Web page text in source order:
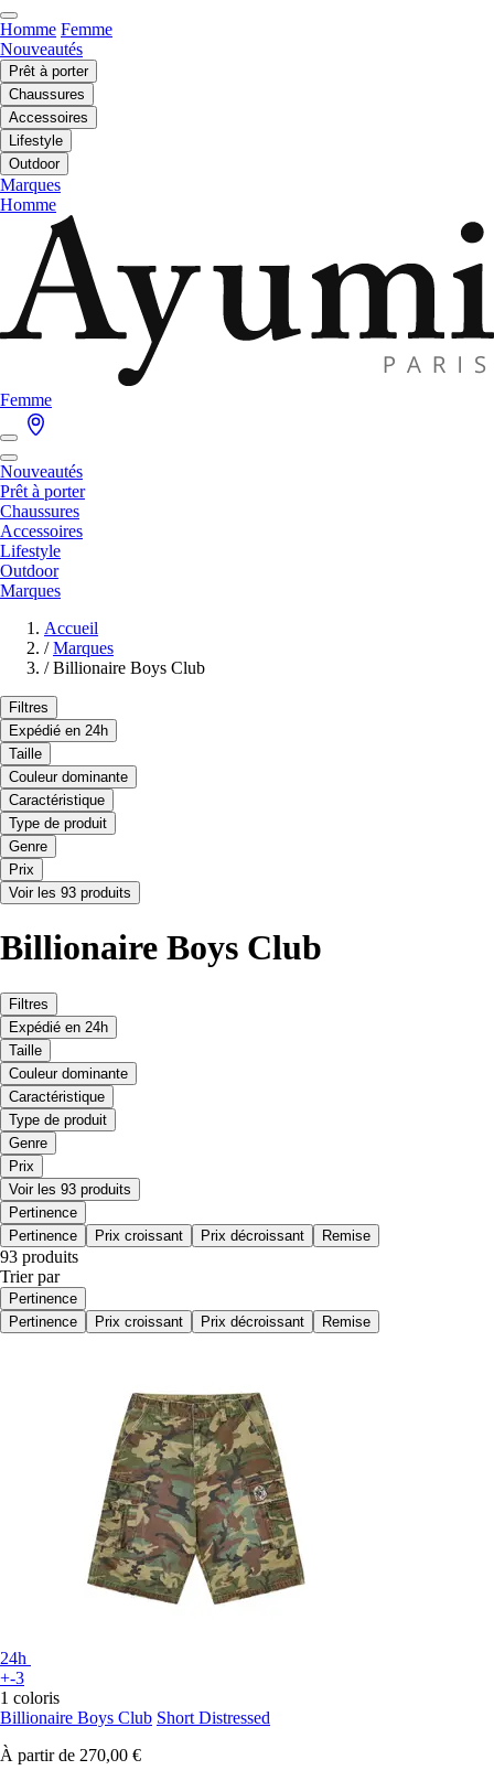
Homme Femme
Nouveautés
Prêt à porter
Chaussures
Accessoires
Lifestyle
Outdoor
Marques
Homme
Femme
Nouveautés
Prêt à porter
Chaussures
Accessoires
Lifestyle
Outdoor
Marques
Accueil
/ Marques
/ Billionaire Boys Club
Filtres
Expédié en 24h
Taille
Couleur dominante
Caractéristique
Type de produit
Genre
Prix
Voir les 93 produits
Billionaire Boys Club
Filtres
Expédié en 24h
Taille
Couleur dominante
Caractéristique
Type de produit
Genre
Prix
Voir les 93 produits
Pertinence
Pertinence
Prix croissant Prix décroissant Remise
93 produits
Trier par
Pertinence
Pertinence
Prix croissant Prix décroissant Remise
24h
+-3
1 coloris
Billionaire Boys Club Short Distressed
À partir de 270,00 €